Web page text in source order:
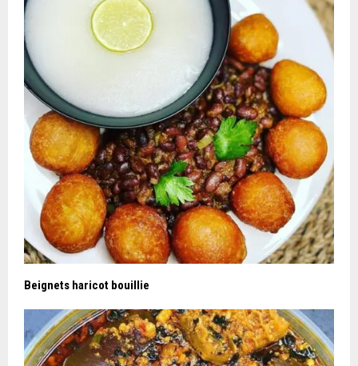
Beignets haricot bouillie